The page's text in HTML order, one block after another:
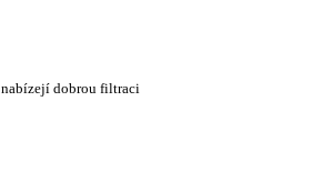
nabízejí dobrou filtraci